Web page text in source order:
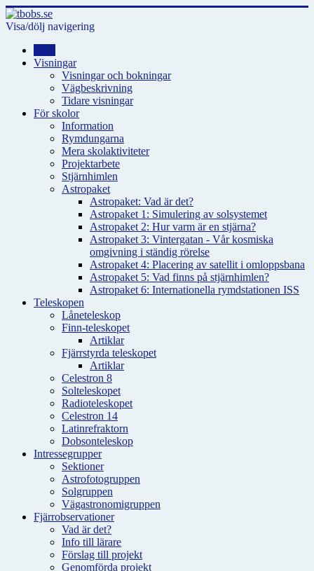
Visa/dölj navigering
Visningar
Visningar och bokningar
Vägbeskrivning
Tidare visningar
För skolor
Information
Rymdungarna
Mera skolaktiviteter
Projektarbete
Stjärnhimlen
Astropaket
Astropaket: Vad är det?
Astropaket 1: Simulering av solsystemet
Astropaket 2: Hur varm är en stjärna?
Astropaket 3: Vintergatan - Vår kosmiska
omgivning i ständig rörelse
Astropaket 4: Placering av satellit i omloppsbana
Astropaket 5: Vad finns på stjärnhimlen?
Astropaket 6: Internationella rymdstationen ISS
Teleskopen
Låneteleskop
Finn-teleskopet
Artiklar
Fjärrstyrda teleskopet
Artiklar
Celestron 8
Solteleskopet
Radioteleskopet
Celestron 14
Latinrefraktorn
Dobsonteleskop
Intressegrupper
Sektioner
Astrofotogruppen
Solgruppen
Vägastronomigruppen
Fjärrobservationer
Vad är det?
Info till lärare
Förslag till projekt
Genomförda projekt